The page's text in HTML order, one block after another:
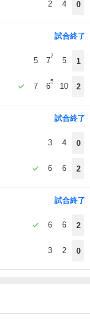
2 4 0
試合終了
5 7
7
5 1
7 6
5
10 2
試合終了
3 4 0
6 6 2
試合終了
6 6 2
3 2 0